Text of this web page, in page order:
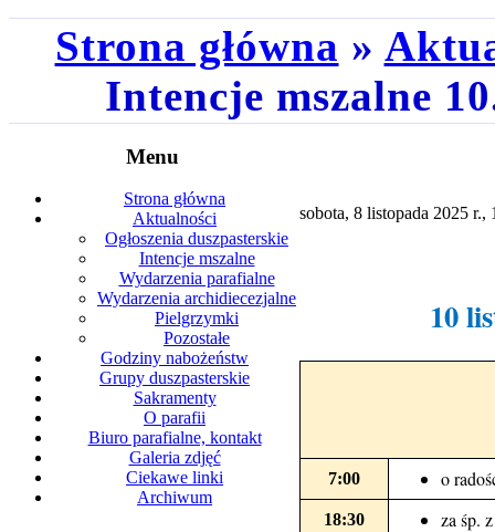
Strona główna »
Intencje mszalne
Menu
Strona główna
Aktualności
Ogłoszenia duszpasterskie
Intencje mszalne
Wydarzenia parafialne
Wydarzenia archidiecezjalne
Pielgrzymki
Pozostałe
Godziny nabożeństw
Grupy duszpasterskie
Sakramenty
O parafii
Biuro parafialne, kontakt
Galeria zdjęć
Ciekawe linki
Archiwum
sobota, 8 listopada 2025 r.,
10
7:00 o
18:30 za śp.